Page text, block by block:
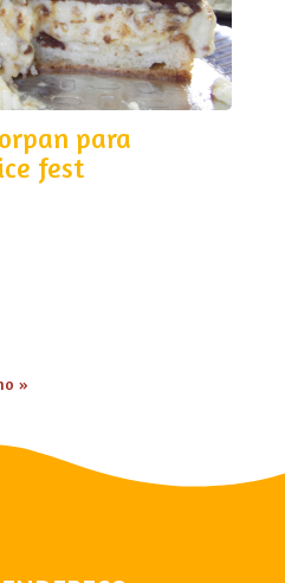
para
fest
»